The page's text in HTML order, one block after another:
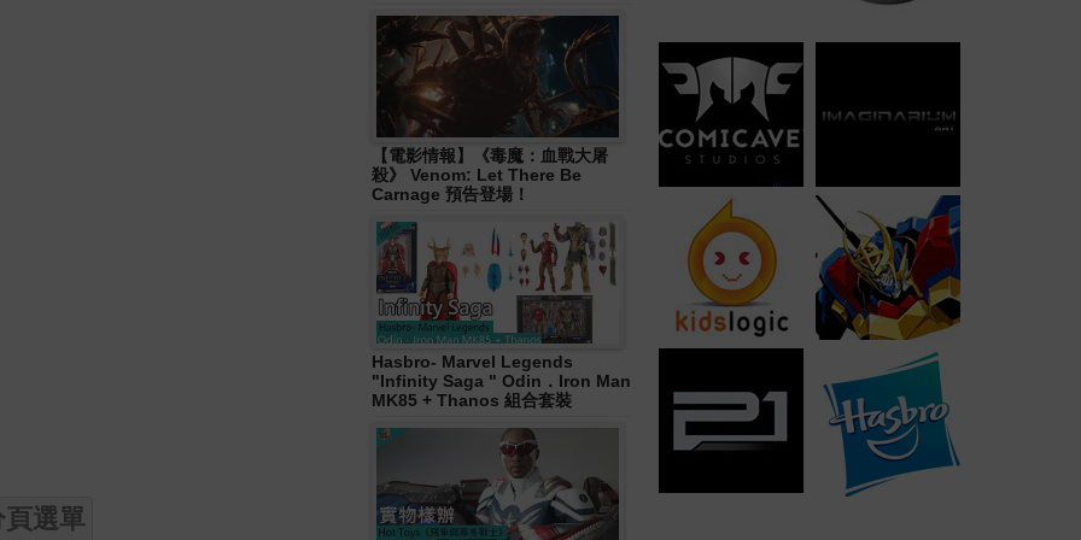
頁選單
【電影情報】《毒魔：血戰大屠
殺》 Venom: Let There Be
Carnage 預告登場！
Hasbro- Marvel Legends
"Infinity Saga " Odin．Iron Man
MK85 + Thanos 組合套裝